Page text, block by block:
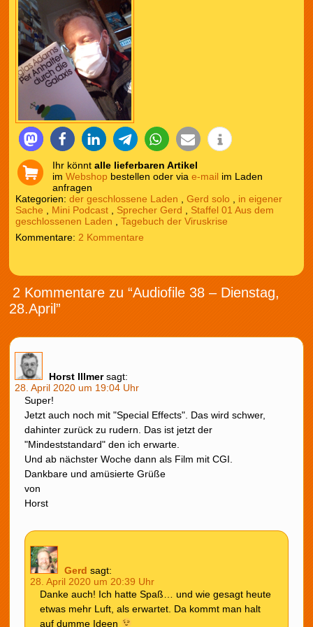
Ihr könnt alle lieferbaren Artikel
im Webshop bestellen oder via e-mail im Laden
anfragen
Kategorien: der geschlossene Laden Gerd solo
in eigener
Sache
Mini Podcast, Sprecher Gerd
Staffel 01 Aus dem
geschlossenen Laden
Tagebuch der Viruskrise
2 Kommentare
2 Kommentare zu “Audiofile 38 – Dienstag,
28.April”
Horst Illmer sagt:
28. April 2020 um 19:04 Uhr
Super!
Jetzt auch noch mit "Special Effects". Das wird schwer,
dahinter zurück zu rudern. Das ist jetzt der
"Mindeststandard" den ich erwarte.
Und ab nächster Woche dann als Film mit CGI.
Dankbare und amüsierte Grüße
von
Horst
Gerd sagt:
28. April 2020 um 20:39 Uhr
Danke auch! Ich hatte Spaß… und wie gesagt heute
etwas mehr Luft, als erwartet. Da kommt man halt
auf dumme Ideen